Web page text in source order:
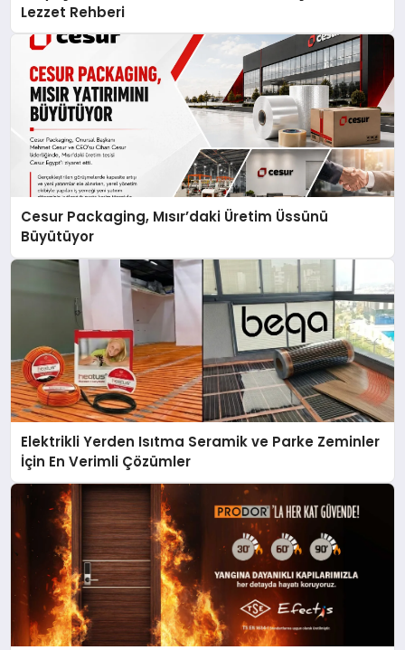
Lezzet Rehberi
Cesur Packaging, Mısır’daki Üretim Üssünü
Büyütüyor
Elektrikli Yerden Isıtma Seramik ve Parke Zeminler
İçin En Verimli Çözümler